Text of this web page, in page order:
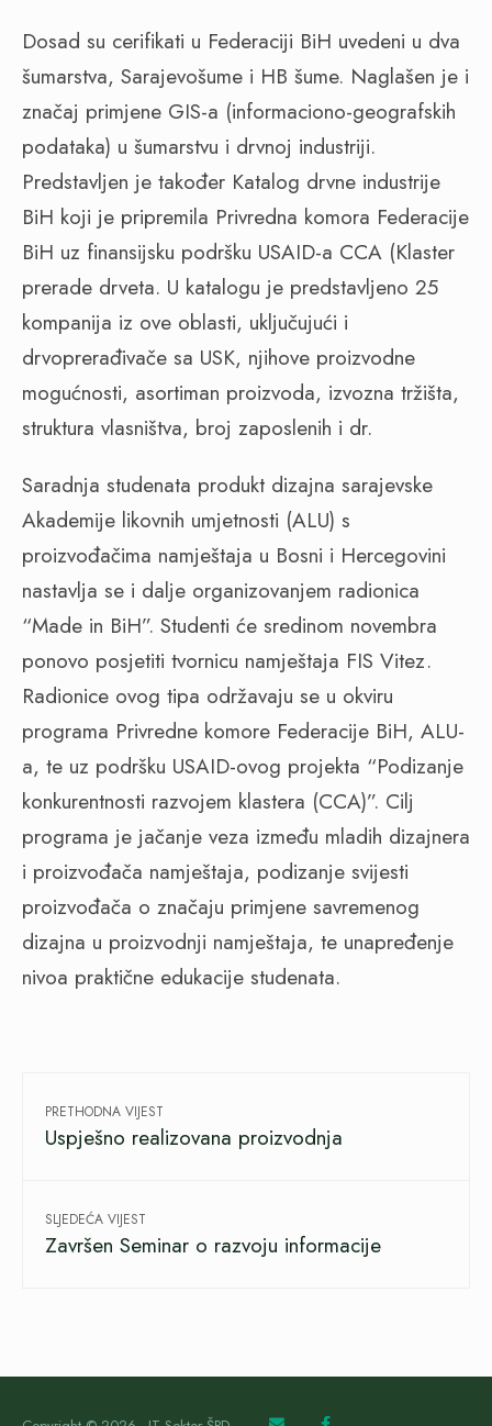
Dosad su cerifikati u Federaciji BiH uvedeni u dva
šumarstva, Sarajevošume i HB šume. Naglašen je i
značaj primjene GIS-a (informaciono-geografskih
podataka) u šumarstvu i drvnoj industriji.
Predstavljen je također Katalog drvne industrije
BiH koji je pripremila Privredna komora Federacije
BiH uz finansijsku podršku USAID-a CCA (Klaster
prerade drveta. U katalogu je predstavljeno 25
kompanija iz ove oblasti, uključujući i
drvoprerađivače sa USK, njihove proizvodne
mogućnosti, asortiman proizvoda, izvozna tržišta,
struktura vlasništva, broj zaposlenih i dr.
Saradnja studenata produkt dizajna sarajevske
Akademije likovnih umjetnosti (ALU) s
proizvođačima namještaja u Bosni i Hercegovini
nastavlja se i dalje organizovanjem radionica
“Made in BiH”. Studenti će sredinom novembra
ponovo posjetiti tvornicu namještaja FIS Vitez.
Radionice ovog tipa održavaju se u okviru
programa Privredne komore Federacije BiH, ALU-
a, te uz podršku USAID-ovog projekta “Podizanje
konkurentnosti razvojem klastera (CCA)”. Cilj
programa je jačanje veza između mladih dizajnera
i proizvođača namještaja, podizanje svijesti
proizvođača o značaju primjene savremenog
dizajna u proizvodnji namještaja, te unapređenje
nivoa praktične edukacije studenata.
PRETHODNA VIJEST
Uspješno realizovana proizvodnja
SLJEDEĆA VIJEST
Završen Seminar o razvoju informacije